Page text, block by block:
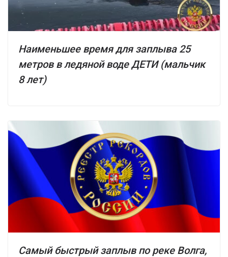
Наименьшее время для заплыва 25
метров в ледяной воде ДЕТИ (мальчик
8 лет)
Самый быстрый заплыв по реке Волга,